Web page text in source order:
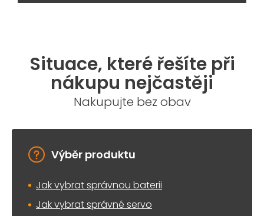
Situace, které řešíte při
nákupu nejčastěji
Nakupujte bez obav
Výběr produktu
Jak vybrat správnou baterii
Jak vybrat správné servo